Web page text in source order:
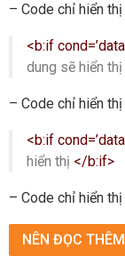
– Code chỉ hiển
<b:if
dung sẽ hiển thị
– Code chỉ hiển
<b:if
hiển thị </b:if>
– Code chỉ hiển
NÊN ĐỌC THÊM